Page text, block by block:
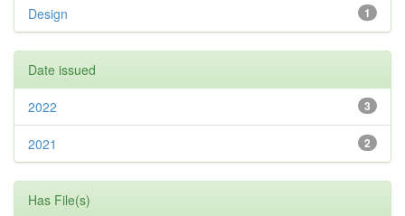
1
Design
Date issued
3
2022
2
2021
Has File(s)